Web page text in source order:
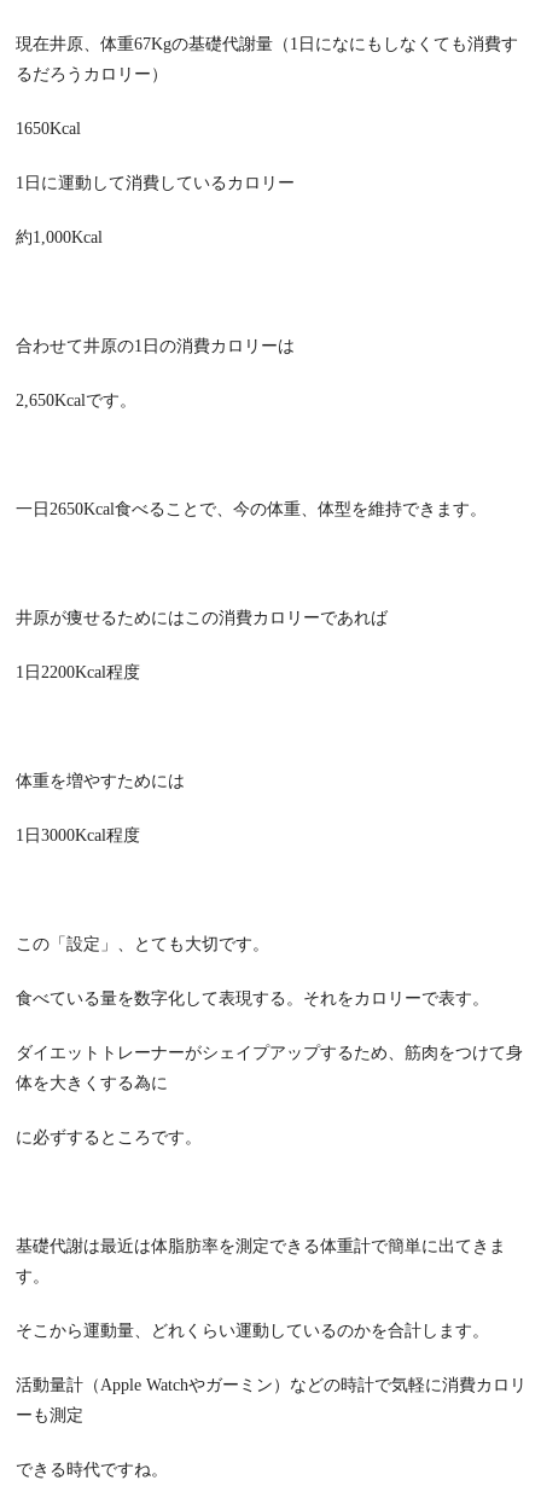
現在井原、体重67Kgの基礎代謝量（1日になにもしなくても消費す
るだろうカロリー）
1650Kcal
1日に運動して消費しているカロリー
約1,000Kcal
合わせて井原の1日の消費カロリーは
2,650Kcalです。
一日2650Kcal食べることで、今の体重、体型を維持できます。
井原が痩せるためにはこの消費カロリーであれば
1日2200Kcal程度
体重を増やすためには
1日3000Kcal程度
この「設定」、とても大切です。
食べている量を数字化して表現する。それをカロリーで表す。
ダイエットトレーナーがシェイプアップするため、筋肉をつけて身
体を大きくする為に
に必ずするところです。
基礎代謝は最近は体脂肪率を測定できる体重計で簡単に出てきま
す。
そこから運動量、どれくらい運動しているのかを合計します。
活動量計（Apple Watchやガーミン）などの時計で気軽に消費カロリ
ーも測定
できる時代ですね。